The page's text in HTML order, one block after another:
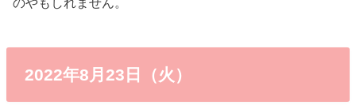
2022年8月23日（火）